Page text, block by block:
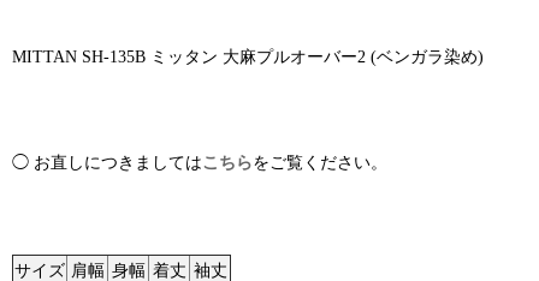
MITTAN SH-135B ミッタン 大麻プルオーバー2 (ベンガラ染め)
◯ お直しにつきましてはこちらをご覧ください。
サイズ 肩幅 身幅 着丈 袖丈